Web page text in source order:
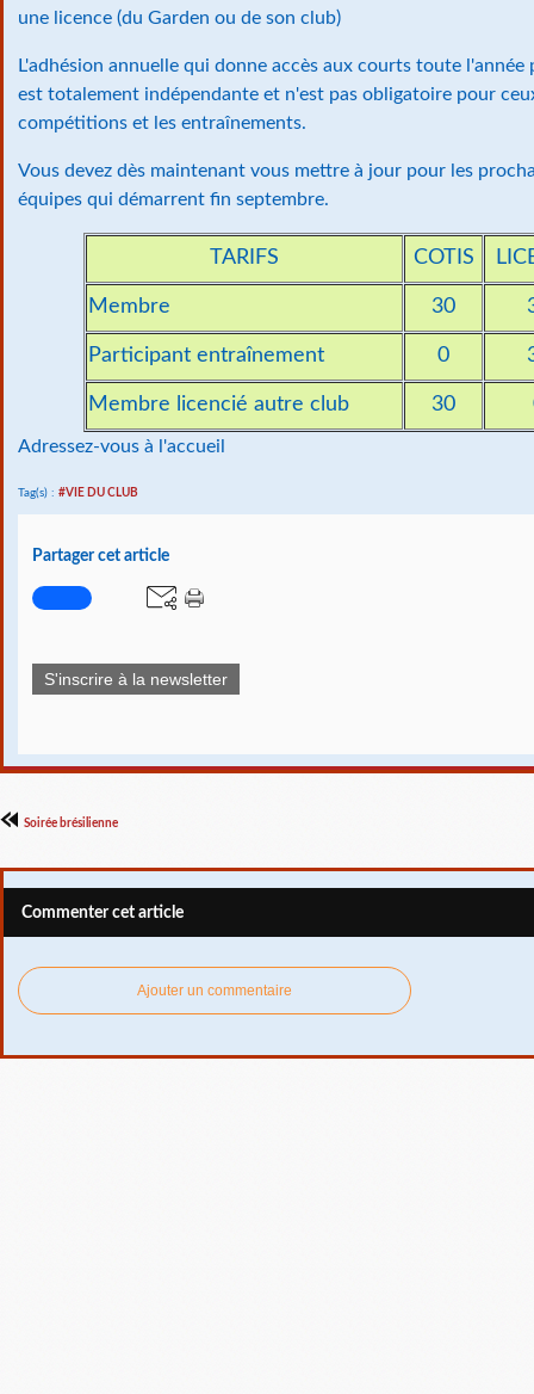
une licence (du Garden ou de son club)
L'adhésion annuelle qui donne accès aux courts toute l'année
est totalement indépendante et n'est pas obligatoire pour
compétitions et les entraînements.
Vous devez dès maintenant vous mettre à jour pour les
équipes qui démarrent fin septembre.
TARIFS COTIS
Membre 30
Participant entraînement 0
Membre licencié autre club 30
Adressez-vous à l'accueil
Tag(s) : #VIE DU CLUB
Partager cet article
S'inscrire à la newsletter
Soirée brésilienne
Commenter cet article
Ajouter un commentaire